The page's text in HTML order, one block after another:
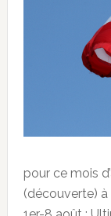
pour ce mois
(découverte) à